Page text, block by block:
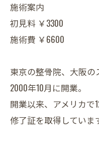
施術案内
初見料 ￥3300
施術費 ￥6600
東京の整骨院、大阪の
2000年10月に開業。
開業以来、アメリカで
修了証を取得していま